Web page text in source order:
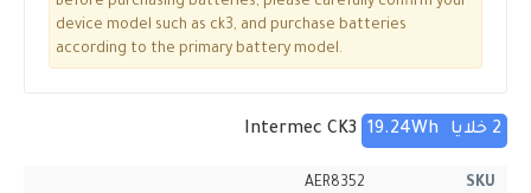
device model such as ck3, and purchase batteries
according to the primary battery model.
2 خلايا 19.24Wh
SKU
AER8352